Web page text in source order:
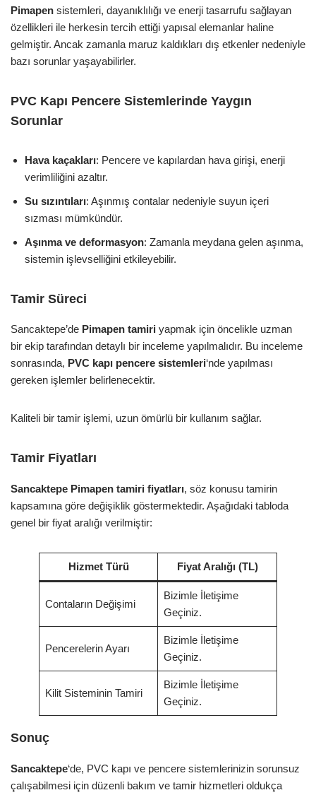
Pimapen sistemleri, dayanıklılığı ve enerji tasarrufu sağlayan
özellikleri ile herkesin tercih ettiği yapısal elemanlar haline
gelmiştir. Ancak zamanla maruz kaldıkları dış etkenler nedeniyle
bazı sorunlar yaşayabilirler.
PVC Kapı Pencere Sistemlerinde Yaygın
Sorunlar
Hava kaçakları: Pencere ve kapılardan hava girişi, enerji
verimliliğini azaltır.
Su sızıntıları: Aşınmış contalar nedeniyle suyun içeri
sızması mümkündür.
Aşınma ve deformasyon: Zamanla meydana gelen aşınma,
sistemin işlevselliğini etkileyebilir.
Tamir Süreci
Sancaktepe’de Pimapen tamiri yapmak için öncelikle uzman
bir ekip tarafından detaylı bir inceleme yapılmalıdır. Bu inceleme
sonrasında, PVC kapı pencere sistemleri‘nde yapılması
gereken işlemler belirlenecektir.
Kaliteli bir tamir işlemi, uzun ömürlü bir kullanım sağlar.
Tamir Fiyatları
Sancaktepe Pimapen tamiri fiyatları, söz konusu tamirin
kapsamına göre değişiklik göstermektedir. Aşağıdaki tabloda
genel bir fiyat aralığı verilmiştir:
Hizmet Türü Fiyat Aralığı (TL)
Contaların Değişimi
Bizimle İletişime
Geçiniz.
Pencerelerin Ayarı
Bizimle İletişime
Geçiniz.
Kilit Sisteminin Tamiri
Bizimle İletişime
Geçiniz.
Sonuç
Sancaktepe‘de, PVC kapı ve pencere sistemlerinizin sorunsuz
çalışabilmesi için düzenli bakım ve tamir hizmetleri oldukça